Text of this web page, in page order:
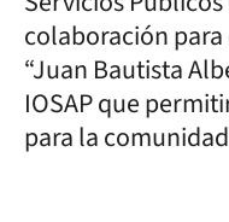
colaboración
“Juan Bautista
IOSAP que
para la